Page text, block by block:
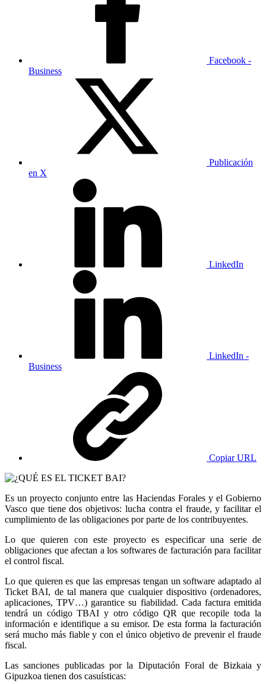
Facebook -
Business
Publicación
en X
LinkedIn
LinkedIn -
Business
Copiar URL
Es un proyecto conjunto entre las Haciendas Forales y el Gobierno
Vasco que tiene dos objetivos: lucha contra el fraude, y facilitar el
cumplimiento de las obligaciones por parte de los contribuyentes.
Lo que quieren con este proyecto es especificar una serie de
obligaciones que afectan a los softwares de facturación para facilitar
el control fiscal.
Lo que quieren es que las empresas tengan un software adaptado al
Ticket BAI, de tal manera que cualquier dispositivo (ordenadores,
aplicaciones, TPV…) garantice su fiabilidad. Cada factura emitida
tendrá un código TBAI y otro código QR que recopile toda la
información e identifique a su emisor. De esta forma la facturación
será mucho más fiable y con el único objetivo de prevenir el fraude
fiscal.
Las sanciones publicadas por la Diputación Foral de Bizkaia y
Gipuzkoa tienen dos casuísticas: